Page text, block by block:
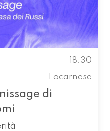
18.30
Locarnese
di